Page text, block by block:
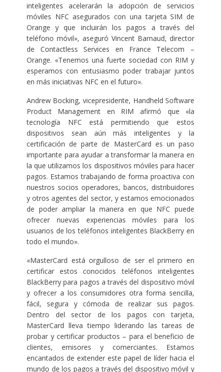
inteligentes acelerarán la adopción de servicios
móviles NFC asegurados con una tarjeta SIM de
Orange y que incluirán los pagos a través del
teléfono móvil», aseguró Vincent Barnaud, director
de Contactless Services en France Telecom –
Orange. «Tenemos una fuerte sociedad con RIM y
esperamos con entusiasmo poder trabajar juntos
en más iniciativas NFC en el futuro».
Andrew Bocking, vicepresidente, Handheld Software
Product Management en RIM afirmó que «la
tecnología NFC está permitiendo que estos
dispositivos sean aún más inteligentes y la
certificación de parte de MasterCard es un paso
importante para ayudar a transformar la manera en
la que utilizamos los dispositivos móviles para hacer
pagos. Estamos trabajando de forma proactiva con
nuestros socios operadores, bancos, distribuidores
y otros agentes del sector, y estamos emocionados
de poder ampliar la manera en que NFC puede
ofrecer nuevas experiencias móviles para los
usuarios de los teléfonos inteligentes BlackBerry en
todo el mundo».
«MasterCard está orgulloso de ser el primero en
certificar estos conocidos teléfonos inteligentes
BlackBerry para pagos a través del dispositivo móvil
y ofrecer a los consumidores otra forma sencilla,
fácil, segura y cómoda de realizar sus pagos.
Dentro del sector de los pagos con tarjeta,
MasterCard lleva tiempo liderando las tareas de
probar y certificar productos – para el beneficio de
clientes, emisores y comerciantes. Estamos
encantados de extender este papel de líder hacia el
mundo de los pagos a través del dispositivo móvil y